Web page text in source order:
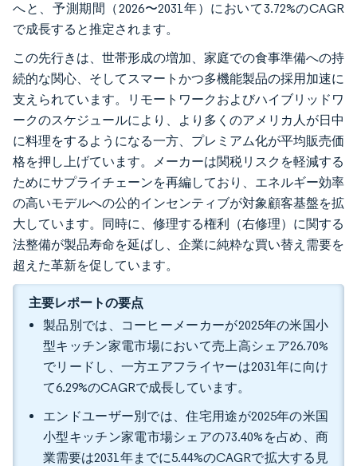
へと、予測期間（2026〜2031年）において3.72%のCAGR
で成長すると推定されます。
この先行きは、世帯形成の増加、家庭での食事準備への持
続的な関心、そしてスマートかつ多機能製品の採用加速に
支えられています。リモートワークおよびハイブリッドワ
ークのスケジュールにより、より多くのアメリカ人が日中
に料理をするようになる一方、プレミアム化が平均販売価
格を押し上げています。メーカーは関税リスクを軽減する
ためにサプライチェーンを再編しており、エネルギー効率
の高いモデルへの公的インセンティブが対象顧客基盤を拡
大しています。同時に、修理する権利（右修理）に関する
法整備が製品寿命を延ばし、企業に純粋な買い替え需要を
超えた革新を促しています。
主要レポートの要点
製品別では、コーヒーメーカーが2025年の米国小
型キッチン家電市場において売上高シェア26.70%
でリードし、一方エアフライヤーは2031年に向け
て6.29%のCAGRで成長しています。
エンドユーザー別では、住宅用途が2025年の米国
小型キッチン家電市場シェアの73.40%を占め、商
業需要は2031年までに5.44%のCAGRで拡大する見